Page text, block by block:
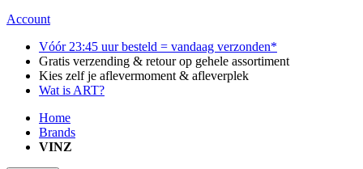
Account
Vóór 23:45 uur besteld = vandaag verzonden*
Gratis verzending & retour op gehele assortiment
Kies zelf je aflevermoment & afleverplek
Wat is ART?
Home
Brands
VINZ